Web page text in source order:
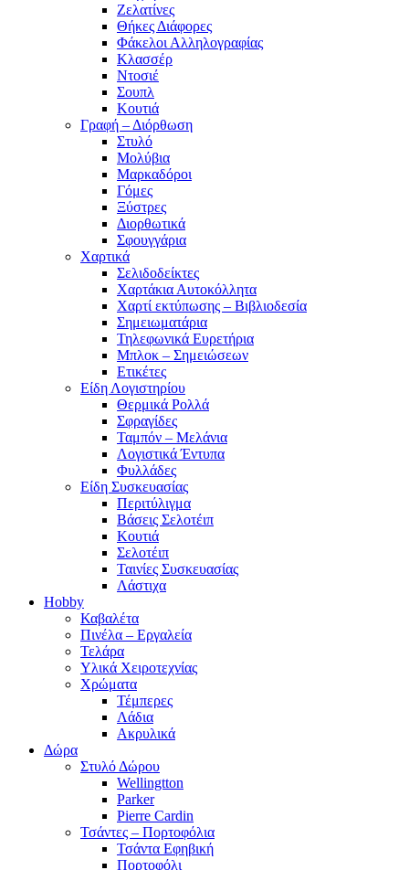
Ζελατίνες
Θήκες Διάφορες
Φάκελοι Αλληλογραφίας
Κλασσέρ
Ντοσιέ
Σουπλ
Κουτιά
Γραφή – Διόρθωση
Στυλό
Μολύβια
Μαρκαδόροι
Γόμες
Ξύστρες
Διορθωτικά
Σφουγγάρια
Χαρτικά
Σελιδοδείκτες
Χαρτάκια Αυτοκόλλητα
Χαρτί εκτύπωσης – Βιβλιοδεσία
Σημειωματάρια
Τηλεφωνικά Ευρετήρια
Μπλοκ – Σημειώσεων
Ετικέτες
Είδη Λογιστηρίου
Θερμικά Ρολλά
Σφραγίδες
Ταμπόν – Μελάνια
Λογιστικά Έντυπα
Φυλλάδες
Είδη Συσκευασίας
Περιτύλιγμα
Βάσεις Σελοτέιπ
Κουτιά
Σελοτέιπ
Ταινίες Συσκευασίας
Λάστιχα
Hobby
Καβαλέτα
Πινέλα – Εργαλεία
Τελάρα
Υλικά Χειροτεχνίας
Χρώματα
Τέμπερες
Λάδια
Ακρυλικά
Δώρα
Στυλό Δώρου
Wellingtton
Parker
Pierre Cardin
Τσάντες – Πορτοφόλια
Τσάντα Εφηβική
Πορτοφόλι